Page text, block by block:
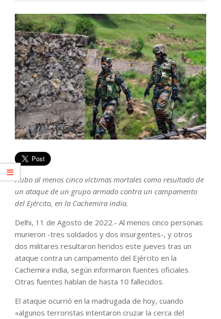
Hubo al menos cinco víctimas mortales como resultado de
un ataque de un grupo armado contra un campamento
del Ejército, en la Cachemira india.
Delhi, 11 de Agosto de 2022.- Al menos cinco personas
murieron -tres soldados y dos insurgentes-, y otros
dos militares resultaron heridos este jueves tras un
ataque contra un campamento del Ejército en la
Cachemira india, según informaron fuentes oficiales.
Otras fuentes hablan de hasta 10 fallecidos.
El ataque ocurrió en la madrugada de hoy, cuando
«algunos terroristas intentaron cruzar la cerca del